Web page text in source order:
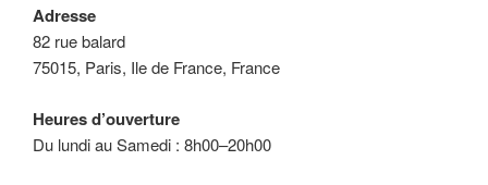
Adresse
82 rue balard
75015, Paris, Ile de France, France
Heures d’ouverture
Du lundi au Samedi : 8h00–20h00